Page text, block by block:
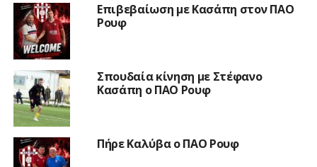
Επιβεβαίωση με Κασάπη στον ΠΑΟ
Ρουφ
Σπουδαία κίνηση με Στέφανο
Κασάπη ο ΠΑΟ Ρουφ
Πήρε Καλύβα ο ΠΑΟ Ρουφ